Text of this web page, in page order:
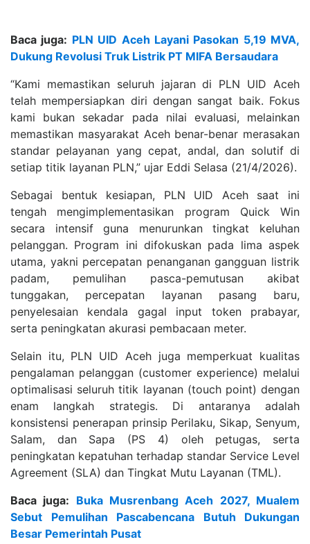
Baca juga: PLN UID Aceh Layani Pasokan 5,19 MVA,
Dukung Revolusi Truk Listrik PT MIFA Bersaudara
“Kami memastikan seluruh jajaran di PLN UID Aceh
telah mempersiapkan diri dengan sangat baik. Fokus
kami bukan sekadar pada nilai evaluasi, melainkan
memastikan masyarakat Aceh benar-benar merasakan
standar pelayanan yang cepat, andal, dan solutif di
setiap titik layanan PLN,” ujar Eddi Selasa (21/4/2026).
Sebagai bentuk kesiapan, PLN UID Aceh saat ini
tengah mengimplementasikan program Quick Win
secara intensif guna menurunkan tingkat keluhan
pelanggan. Program ini difokuskan pada lima aspek
utama, yakni percepatan penanganan gangguan listrik
padam, pemulihan pasca-pemutusan akibat
tunggakan, percepatan layanan pasang baru,
penyelesaian kendala gagal input token prabayar,
serta peningkatan akurasi pembacaan meter.
Selain itu, PLN UID Aceh juga memperkuat kualitas
pengalaman pelanggan (customer experience) melalui
optimalisasi seluruh titik layanan (touch point) dengan
enam langkah strategis. Di antaranya adalah
konsistensi penerapan prinsip Perilaku, Sikap, Senyum,
Salam, dan Sapa (PS 4) oleh petugas, serta
peningkatan kepatuhan terhadap standar Service Level
Agreement (SLA) dan Tingkat Mutu Layanan (TML).
Baca juga: Buka Musrenbang Aceh 2027, Mualem
Sebut Pemulihan Pascabencana Butuh Dukungan
Besar Pemerintah Pusat